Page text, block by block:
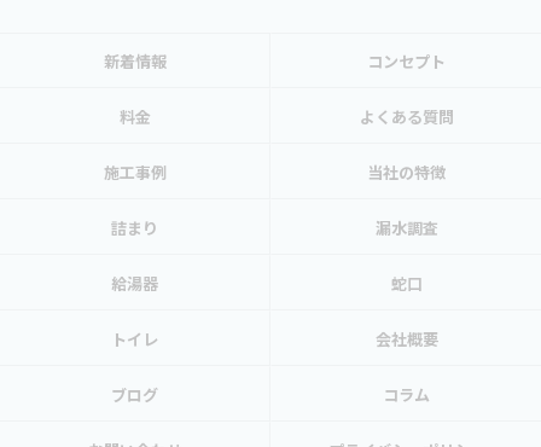
新着情報 コンセプト
料金 よくある質問
施工事例 当社の特徴
詰まり 漏水調査
給湯器 蛇口
トイレ 会社概要
ブログ コラム